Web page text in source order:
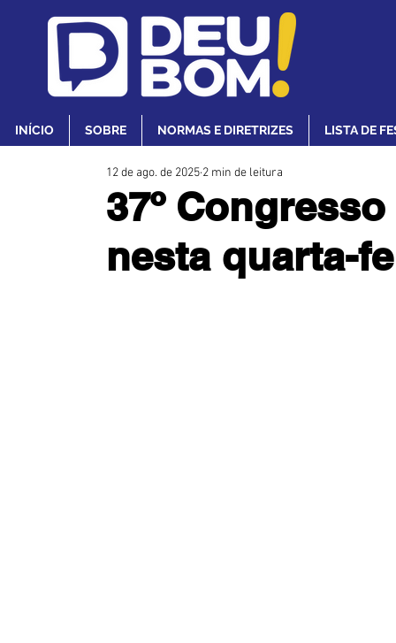
INÍCIO SOBRE NORMAS E DIRETRIZES LISTA DE
37º
nesta quarta-
12 de ago. de 2025 2 min de leitura